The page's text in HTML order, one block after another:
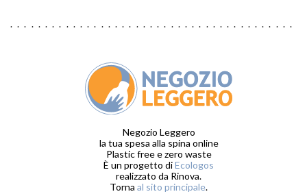
Negozio Leggero
la tua spesa alla spina online
Plastic free e zero waste
È un progetto diEcologos
realizzato da Rinova.
Torna al sito principale.